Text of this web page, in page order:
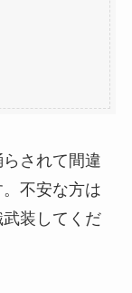
されて間違
不安な方は
装してくだ